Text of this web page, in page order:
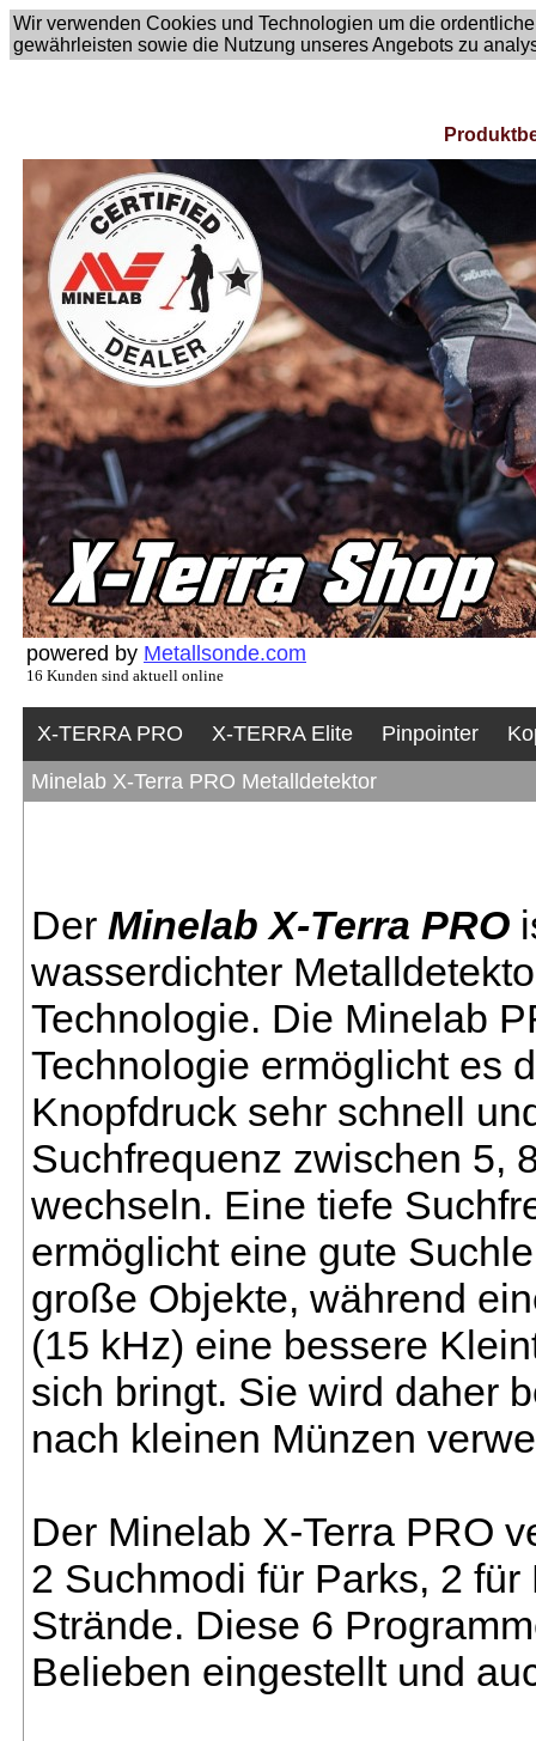
Wir verwenden Cookies und Technologien um die
gewährleisten sowie die Nutzung unseres Angebots zu
powered by Metallsonde.com
16 Kunden sind aktuell online
X-TERRA PRO X-TERRA Elite Pinpointer
Minelab X-Terra PRO Metalldetektor
Der Minelab X-Terra PRO
wasserdichter
Technologie. Die Minelab
Technologie ermöglicht es
Knopfdruck sehr schnell
Suchfrequenz zwischen 5,
wechseln. Eine tiefe
ermöglicht eine gute
große Objekte, während
(15 kHz) eine bessere
sich bringt. Sie wird daher
nach kleinen Münzen
Der Minelab X-Terra PRO
2 Suchmodi für Parks, 2
Strände. Diese 6
Belieben eingestellt und